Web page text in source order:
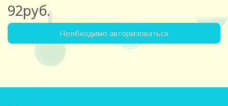
92руб.
Необходимо авторизоваться